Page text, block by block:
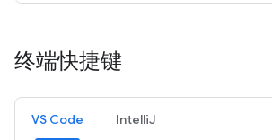
终端快捷键
VS Code IntelliJ